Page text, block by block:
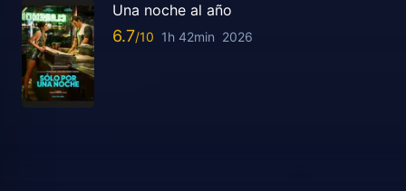
Una noche al año
6.7 1h 42min 2026